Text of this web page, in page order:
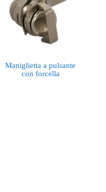
Maniglietta a pulsante
con forcella